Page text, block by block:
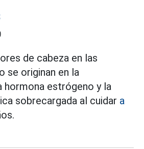
de cabeza en las
se originan en la
hormona estrógeno y la
sobrecargada al cuidar a